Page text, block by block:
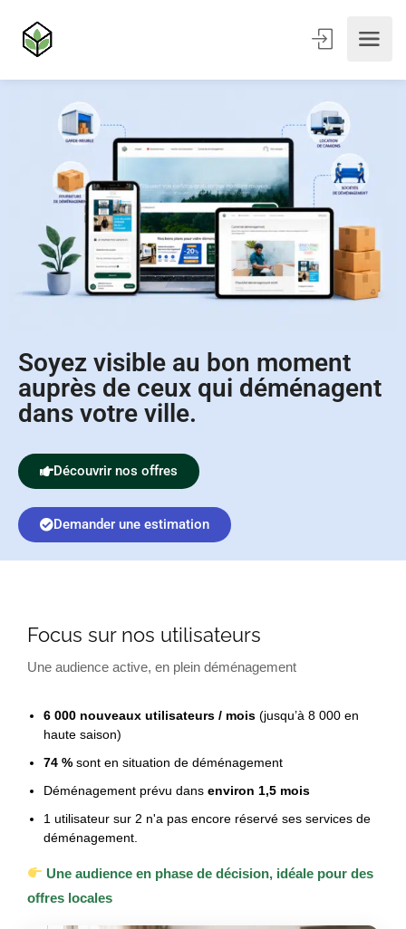
Soyez visible au bon moment
auprès de ceux qui déménagent
dans votre ville.
Découvrir nos offres
Demander une estimation
Focus sur nos utilisateurs
Une audience active, en plein déménagement
6 000 nouveaux utilisateurs / mois (jusqu’à 8 000 en
haute saison)
74 % sont en situation de déménagement
Déménagement prévu dans environ 1,5 mois
1 utilisateur sur 2 n'a pas encore réservé ses services de
déménagement.
Une audience en phase de décision, idéale pour des
offres locales